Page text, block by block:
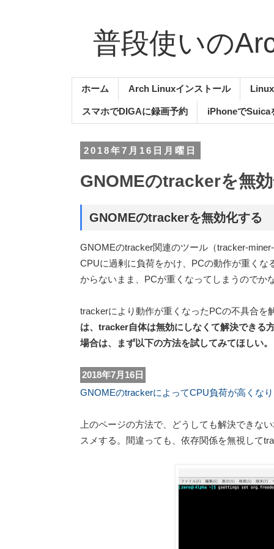
普段使いの
ホーム Arch Linuxインストール
スマホでDIGAに録画予約 iPhoneでSuica
2018年7月16日月曜日
GNOMEのtrackerを無
GNOMEのtrackerを無効化する
GNOMEのtracker関連のツール（tracker-
CPUに過剰に負荷をかけ、PCの動作が重く
からないまま、PCが重くなってしまうのでか
trackerにより動作が重くなったPCの不具合を
は、tracker自体は無効にしなくて解決できる
場合は、まず以下の方法を試してみてほしい。
2018年7月16日
GNOMEのtrackerによってCPU負荷が高くな
上のページの方法で、どうしても解決できな
スメする。間違っても、依存関係を無視して